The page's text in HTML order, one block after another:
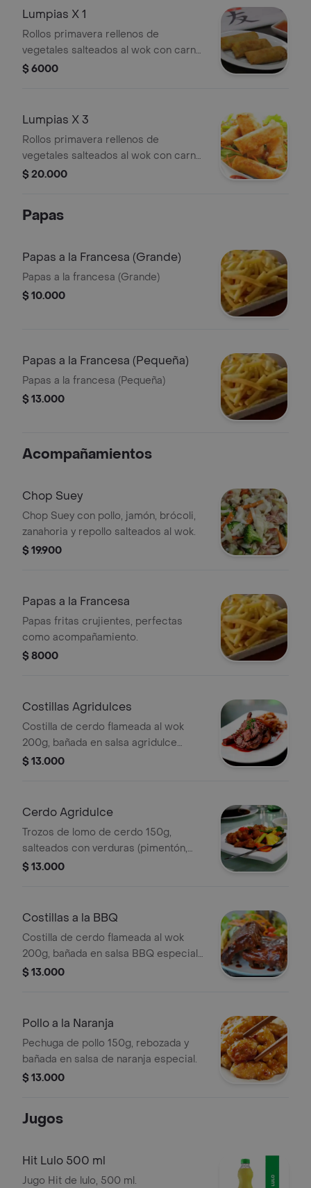
Lumpias X 1
Rollos primavera rellenos de
vegetales salteados al wok con carne
de primera calidad
$ 6000
Lumpias X 3
Rollos primavera rellenos de
vegetales salteados al wok con carne
de primera calidad
$ 20.000
Papas
Papas a la Francesa (Grande)
Papas a la francesa (Grande)
$ 10.000
Papas a la Francesa (Pequeña)
Papas a la francesa (Pequeña)
$ 13.000
Acompañamientos
Chop Suey
Chop Suey con pollo, jamón, brócoli,
zanahoria y repollo salteados al wok.
$ 19.900
Papas a la Francesa
Papas fritas crujientes, perfectas
como acompañamiento.
$ 8000
Costillas Agridulces
Costilla de cerdo flameada al wok
200g, bañada en salsa agridulce
especial de la casa
$ 13.000
Cerdo Agridulce
Trozos de lomo de cerdo 150g,
salteados con verduras (pimentón,
zanahoria, cebolla) bañados en salsa
$ 13.000
Costillas a la BBQ
Costilla de cerdo flameada al wok
200g, bañada en salsa BBQ especial
de la casa
$ 13.000
Pollo a la Naranja
Pechuga de pollo 150g, rebozada y
bañada en salsa de naranja especial.
$ 13.000
Jugos
Hit Lulo 500 ml
Jugo Hit de lulo, 500 ml.